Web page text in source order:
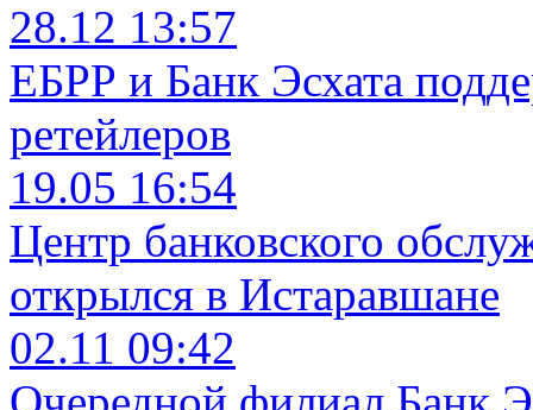
28.12 13:57
ЕБРР и Банк Эсхата
ретейлеров
19.05 16:54
Центр банковского
открылся в Истаравшане
02.11 09:42